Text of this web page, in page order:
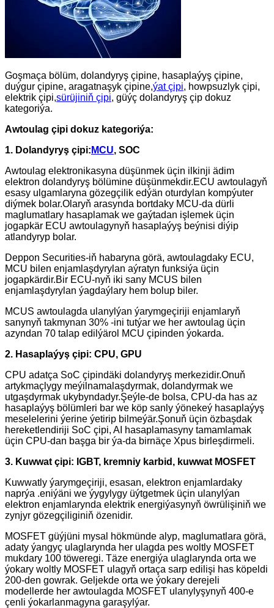
Goşmaça bölüm, dolandyryş çipine, hasaplaýyş çipine,
duýgur çipine, aragatnaşyk çipine,ýat çipi, howpsuzlyk çipi,
elektrik çipi,sürüjiniň çipi, güýç dolandyryş çip dokuz
kategoriýa.
Awtoulag çipi dokuz kategoriýa:
1. Dolandyryş çipi: MCU, SOC
Awtoulag elektronikasyna düşünmek üçin ilkinji ädim
elektron dolandyryş bölümine düşünmekdir.ECU awtoulagyň
esasy ulgamlaryna gözegçilik edýän oturdylan kompýuter
diýmek bolar.Olaryň arasynda bortdaky MCU-da dürli
maglumatlary hasaplamak we gaýtadan işlemek üçin
jogapkär ECU awtoulagynyň hasaplaýyş beýnisi diýip
atlandyryp bolar.
Deppon Securities-iň habaryna görä, awtoulagdaky ECU,
MCU bilen enjamlaşdyrylan aýratyn funksiýa üçin
jogapkärdir.Bir ECU-nyň iki sany MCUS bilen
enjamlaşdyrylan ýagdaýlary hem bolup biler.
MCUS awtoulagda ulanylýan ýarymgeçiriji enjamlaryň
sanynyň takmynan 30% -ini tutýar we her awtoulag üçin
azyndan 70 talap edilýärol MCU çipinden ýokarda.
2. Hasaplaýyş çipi: CPU, GPU
CPU adatça SoC çipindäki dolandyryş merkezidir.Onuň
artykmaçlygy meýilnamalaşdyrmak, dolandyrmak we
utgaşdyrmak ukybyndadyr.Şeýle-de bolsa, CPU-da has az
hasaplaýyş bölümleri bar we köp sanly ýönekeý hasaplaýyş
meselelerini ýerine ýetirip bilmeýär.Şonuň üçin özbaşdak
hereketlendiriji SoC çipi, AI hasaplamasyny tamamlamak
üçin CPU-dan başga bir ýa-da birnäçe Xpus birleşdirmeli.
3. Kuwwat çipi: IGBT, kremniy karbid, kuwwat MOSFET
Kuwwatly ýarymgeçiriji, esasan, elektron enjamlardaky
naprýa .eniýäni we ýygylygy üýtgetmek üçin ulanylýan
elektron enjamlarynda elektrik energiýasynyň öwrülişiniň we
zynjyr gözegçiliginiň özenidir.
MOSFET güýjüni mysal hökmünde alyp, maglumatlara görä,
adaty ýangyç ulaglarynda her ulagda pes woltly MOSFET
mukdary 100 töweregi. Täze energiýa ulaglarynda orta we
ýokary woltly MOSFET ulagyň ortaça sarp edilişi has köpeldi
200-den gowrak. Geljekde orta we ýokary derejeli
modellerde her awtoulagda MOSFET ulanylyşynyň 400-e
çenli ýokarlanmagyna garaşylýar.